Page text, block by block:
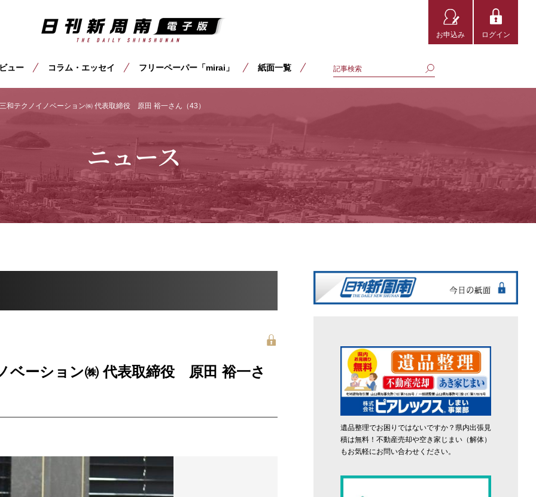
お申込み ログイン
ュー コラム・エッセイ フリーペーパー「mirai」 紙面一覧
和テクノイノベーション㈱ 代表取締役 原田 裕一さん（43）
ニュース
ベーション㈱ 代表取締役 原田 裕一さ
遺品整理でお困りではないですか？県内出張見
積は無料！不動産売却や空き家じまい（解体）
もお気軽にお問い合わせください。